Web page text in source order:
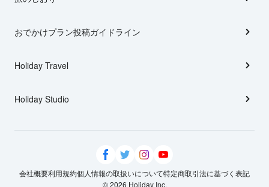
おでかけプラン投稿ガイドライン
Holiday Travel
Holiday Studio
会社概要利用規約個人情報の取扱いについて特定商取引法に基づく表記
© 2026 Holiday Inc.